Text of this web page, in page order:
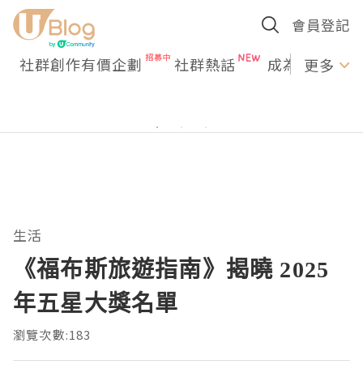
會員登記
社群創作有價企劃 社群熱話 成為U更多
生活
《福布斯旅遊指南》揭曉 2025
年五星大獎名單
瀏覽次數:183